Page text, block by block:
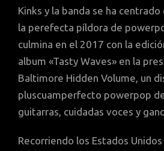
Kinks y la banda se ha
la perefecta píldora de
culmina en el 2017 con la
album «Tasty Waves» en la
Baltimore Hidden Volume, un
pluscuamperfecto powerpop
guitarras, cuidadas voces y
Recorriendo los Estados